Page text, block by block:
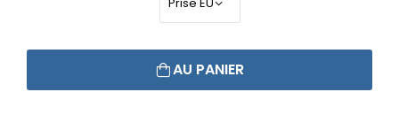
AU PANIER